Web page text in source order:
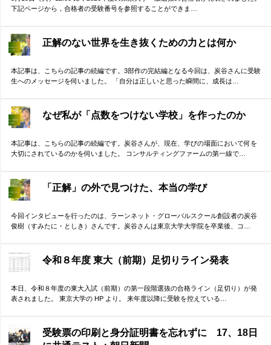
下記ページから，合格者の受験番号を参照することができま…
正解のない世界を生き抜くための力とは何か
本記事は、こちらの記事の続編です。3部作の完結編となる今回は、炭谷さんに受験
生へのメッセージを伺いました。 「自分は正しいと思った瞬間に、成長は…
なぜ私が「点数をつけない学校」を作ったのか
本記事は、こちらの記事の続編です。炭谷さんが、現在、学びの場面において何を
大切にされているのかを伺いました。 コンサルティングファームの第一線で…
「正解」の外で見つけた、本当の学び
今回インタビューを行ったのは、ラーンネット・グローバルスクール創設者の炭谷
俊樹（すみたに・としき）さんです。炭谷さんは東京大学大学院を卒業後、コ…
令和８年度 東大（前期）足切りライン発表
本日、令和８年度の東大入試（前期）の第一段階選抜の合格ライン（足切り）が発
表されました。 東京大学の HP より。 来年度以降に受験を控えている…
受験票の印刷と身分証明書を忘れずに 17、18日